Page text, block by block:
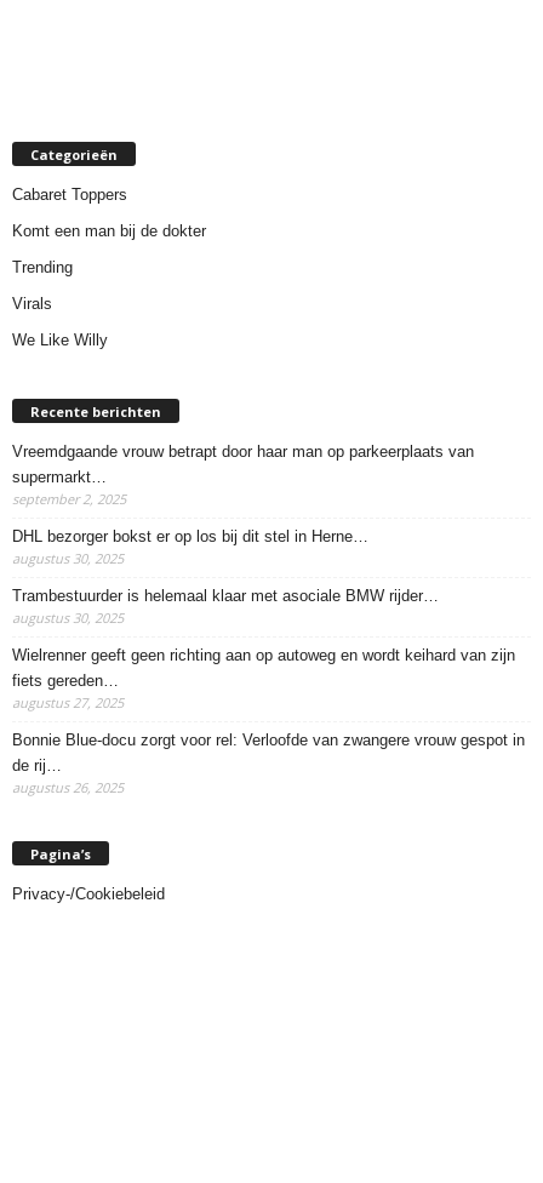
Categorieën
Cabaret Toppers
Komt een man bij de dokter
Trending
Virals
We Like Willy
Recente berichten
Vreemdgaande vrouw betrapt door haar man op parkeerplaats van
supermarkt…
september 2, 2025
DHL bezorger bokst er op los bij dit stel in Herne…
augustus 30, 2025
Trambestuurder is helemaal klaar met asociale BMW rijder…
augustus 30, 2025
Wielrenner geeft geen richting aan op autoweg en wordt keihard van zijn
fiets gereden…
augustus 27, 2025
Bonnie Blue-docu zorgt voor rel: Verloofde van zwangere vrouw gespot in
de rij…
augustus 26, 2025
Pagina’s
Privacy-/Cookiebeleid